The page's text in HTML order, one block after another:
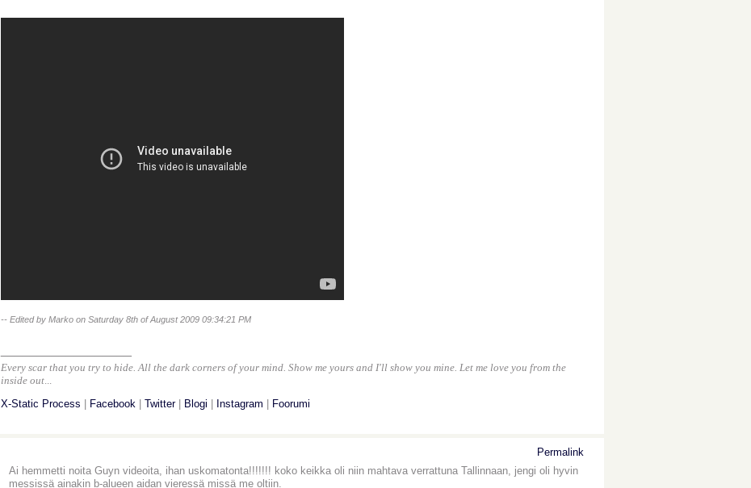
-- Edited by Marko on Saturday 8th of August 2009 09:34:21 PM
Every scar that you try to hide. All the dark corners of your mind. Show me yours and I'll show you mine. Let me love you from the
inside out...
X-Static Process Facebook Twitter| Blogi Instagram Foorumi
Permalink
Ai hemmetti noita Guyn videoita, ihan uskomatonta!!!!!!! koko keikka oli niin mahtava verrattuna Tallinnaan, jengi oli hyvin
messissä ainakin b-alueen aidan vieressä missä me oltiin.